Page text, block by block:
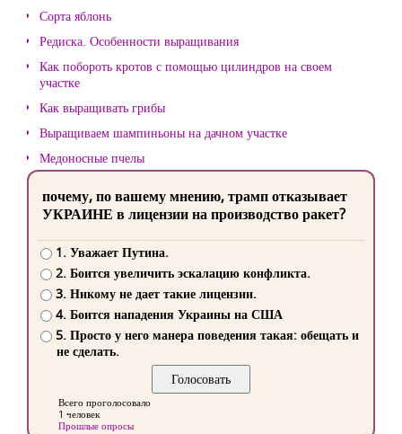
Сорта яблонь
Редиска. Особенности выращивания
Как побороть кротов с помощью цилиндров на своем
участке
Как выращивать грибы
Выращиваем шампиньоны на дачном участке
Медоносные пчелы
почему, по вашему мнению, трамп отказывает
УКРАИНЕ в лицензии на производство ракет?
1. Уважает Путина.
2. Боится увеличить эскалацию конфликта.
3. Никому не дает такие лицензии.
4. Боится нападения Украины на США
5. Просто у него манера поведения такая: обещать и
не сделать.
Всего проголосовало
1 человек
Прошлые опросы